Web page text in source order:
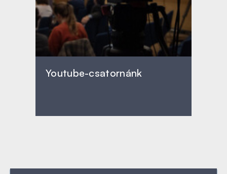
Youtube-csatornánk